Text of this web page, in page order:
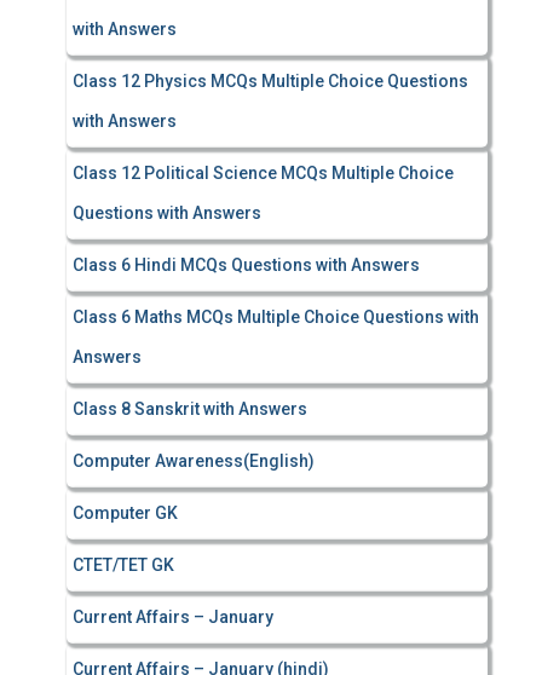
with Answers
Class 12 Physics MCQs Multiple Choice Questions
with Answers
Class 12 Political Science MCQs Multiple Choice
Questions with Answers
Class 6 Hindi MCQs Questions with Answers
Class 6 Maths MCQs Multiple Choice Questions with
Answers
Class 8 Sanskrit with Answers
Computer Awareness(English)
Computer GK
CTET/TET GK
Current Affairs – January
Current Affairs – January (hindi)